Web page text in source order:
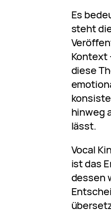
Es
steht
Kontext
diese
hinweg
lässt.
Vocal
ist das
dessen